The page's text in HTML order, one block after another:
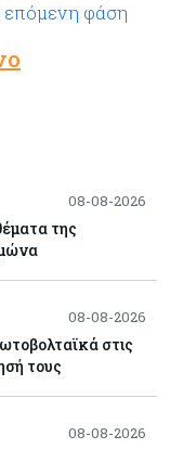
επόμενη φάση
08-08-2026
της
08-08-2026
στις
τους
08-08-2026